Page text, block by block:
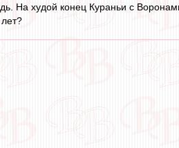
На худой конец Кураньи с